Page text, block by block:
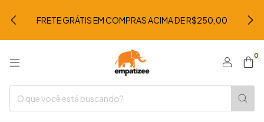
FRETE GRÁTIS EM COMPRAS ACIMA DE R$250,00
0